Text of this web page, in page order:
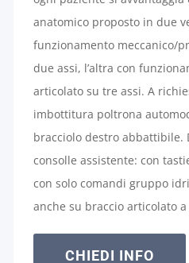
anatomico proposto in due
funzionamento meccanico/
due assi, l’altra con
articolato su tre assi. A
imbottitura poltrona
bracciolo destro abbattibile.
consolle assistente: con
con solo comandi gruppo
anche su braccio articolato
CHIEDI INFO